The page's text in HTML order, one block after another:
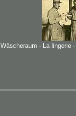
Wäscheraum - La lingerie